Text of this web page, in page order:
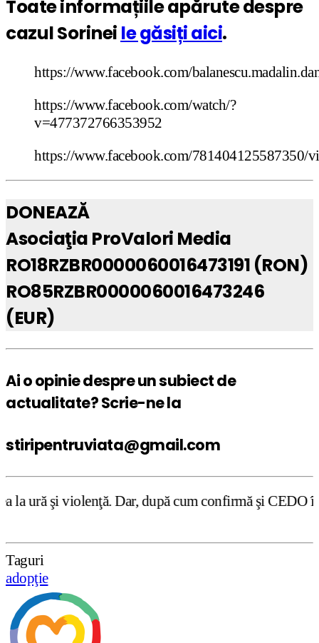
Toate informațiile apărute despre
cazul Sorinei le găsiți aici.
https://www.facebook.com/
https://www.facebook.com/watch/?
v=477372766353952
https://www.facebook.com/781404125587350/
DONEAZĂ
Asociaţia ProValori Media
RO18RZBR0000060016473191 (RON)
RO85RZBR0000060016473246
(EUR)
Ai o opinie despre un subiect de
actualitate? Scrie-ne la
stiripentruviata@gmail.com
Dar, după cum confirmă şi CEDO în cazul
Taguri
adopţie